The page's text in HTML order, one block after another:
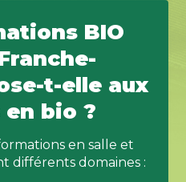
BIO
t-elle aux
bio ?
en salle et
différents domaines :